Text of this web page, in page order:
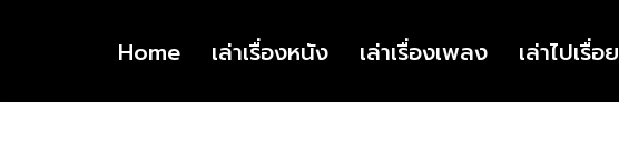
to
Home เล่าเรื่องหนัง เล่าเรื่องเพลง เล่าไปเรื่อย